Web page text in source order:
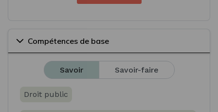
Compétences de base
Savoir Savoir-faire
Droit public